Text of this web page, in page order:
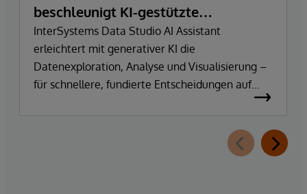
beschleunigt KI-gestützte
Datenexploration und
Erkenntnisgewinnung
InterSystems Data Studio AI Assistant
erleichtert mit generativer KI die
Datenexploration, Analyse und Visualisierung –
für schnellere, fundierte Entscheidungen auf
Basis vertrauenswürdiger Unternehmensdaten.